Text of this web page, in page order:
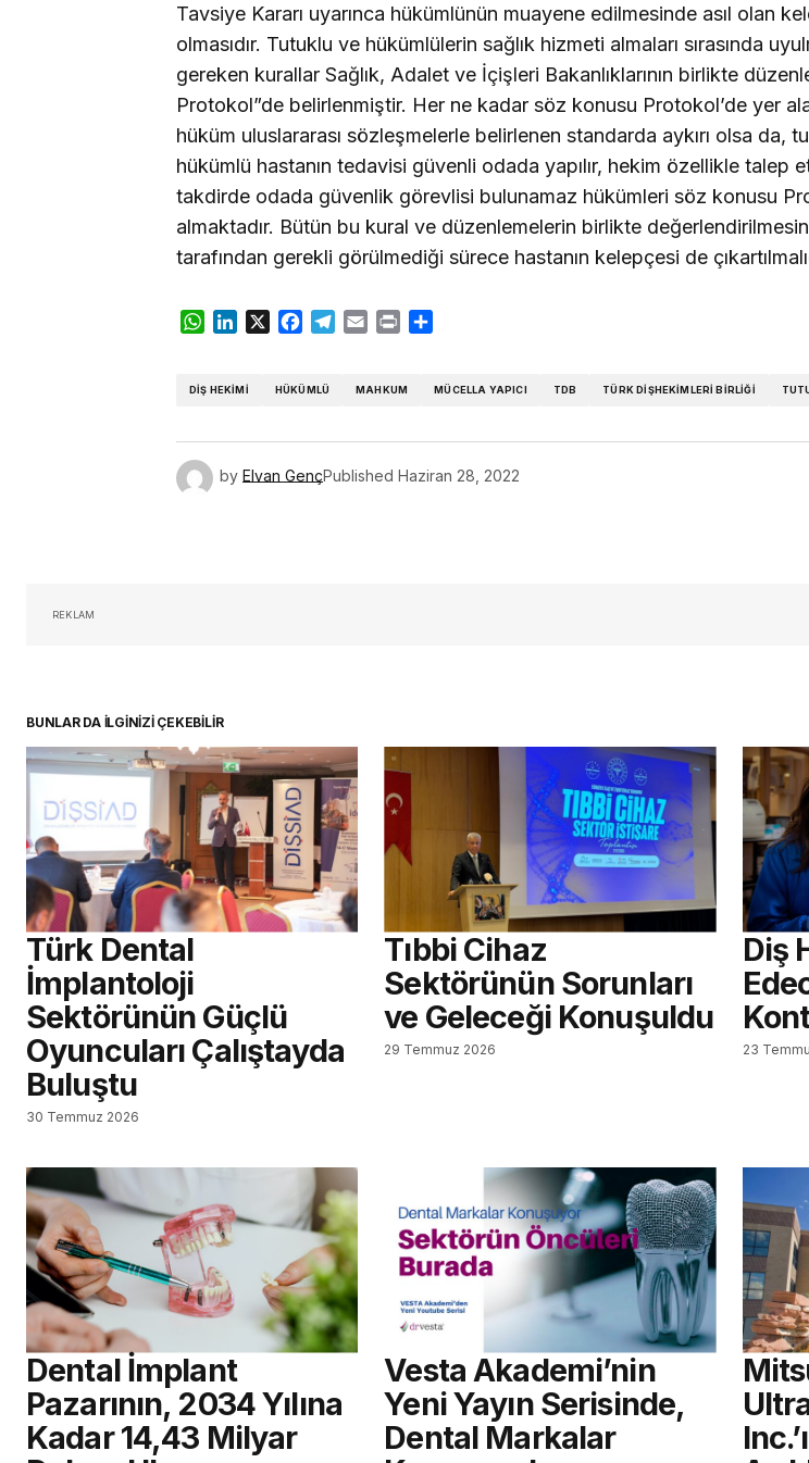
Tavsiye Kararı uyarınca hükümlünün muayene edilmesinde asıl olan
olmasıdır. Tutuklu ve hükümlülerin sağlık hizmeti almaları sırasında
gereken kurallar Sağlık, Adalet ve İçişleri Bakanlıklarının birlikte
Protokol”de belirlenmiştir. Her ne kadar söz konusu Protokol’de yer
hüküm uluslararası sözleşmelerle belirlenen standarda aykırı olsa da,
hükümlü hastanın tedavisi güvenli odada yapılır, hekim özellikle talep
takdirde odada güvenlik görevlisi bulunamaz hükümleri söz konusu
almaktadır. Bütün bu kural ve düzenlemelerin birlikte
tarafından gerekli görülmediği sürece hastanın kelepçesi de
WhatsApp
LinkedIn
X Facebook
Telegram
Email Print
DIŞ HEKIMI HÜKÜMLÜ MAHKUM MÜCELLA YAPICI TDB TÜRK DIŞHEKIMLERI BIRLIĞI
by Elvan GençPublished Haziran 28, 2022
REKLAM
BUNLAR DA İLGİNİZİ ÇEKEBİLİR
Türk Dental
İmplantoloji
Sektörünün Güçlü
Oyuncuları Çalıştayda
Buluştu
30 Temmuz 2026
Tıbbi Cihaz
Sektörünün Sorunları
ve Geleceği Konuşuldu
29 Temmuz 2026
Diş
23
Dental İmplant
Pazarının, 2034 Yılına
Kadar 14,43 Milyar
Vesta Akademi’nin
Yeni Yayın Serisinde,
Dental Markalar